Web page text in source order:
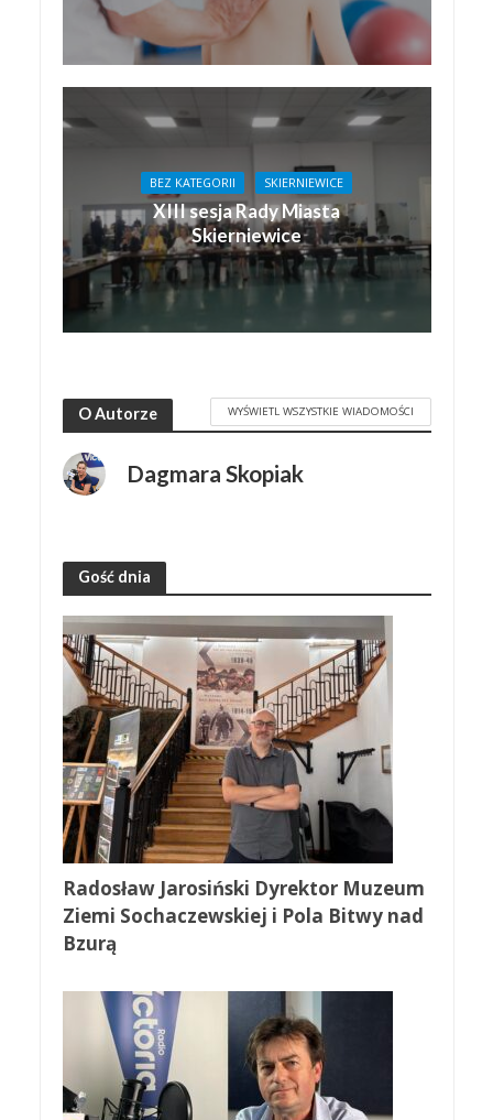
BEZ KATEGORII SKIERNIEWICE
XIII sesja Rady Miasta
Skierniewice
O Autorze WYŚWIETL WSZYSTKIE WIADOMOŚCI
Dagmara Skopiak
Gość dnia
Radosław Jarosiński Dyrektor Muzeum
Ziemi Sochaczewskiej i Pola Bitwy nad
Bzurą